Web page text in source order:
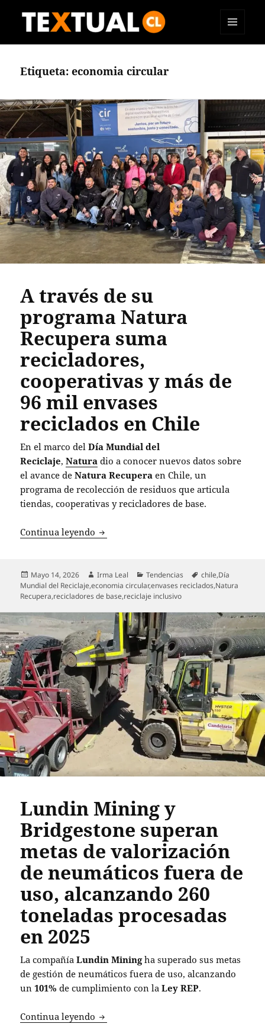
Etiqueta:economia circular
A través de su
programa Natura
Recupera suma
recicladores,
cooperativas y más de
96 mil envases
reciclados en Chile
En el marco delDía Mundial del
Reciclaje,Natura dio a conocer nuevos datos sobre
el avance deNatura Recupera en Chile, un
programa de recolección de residuos que articula
tiendas, cooperativas y recicladores de base.
Continua leyendo A través de su programa Natura
Publicado
el
Mayo 14, 2026 Autor
Irma Leal Categorías
Tendencias Etiquetas
chile,Día
Mundial del Reciclaje,economia circular,envases reciclados,Natura
Recupera,recicladores de base,reciclaje inclusivo
Lundin Mining y
Bridgestone superan
metas de valorización
de neumáticos fuera de
uso, alcanzando 260
toneladas procesadas
en 2025
La compañíaLundin Miningha superado sus metas
de gestión de neumáticos fuera de uso, alcanzando
un101% de cumplimiento con laLey REP.
Continua leyendo Lundin Mining y Bridgestone superan